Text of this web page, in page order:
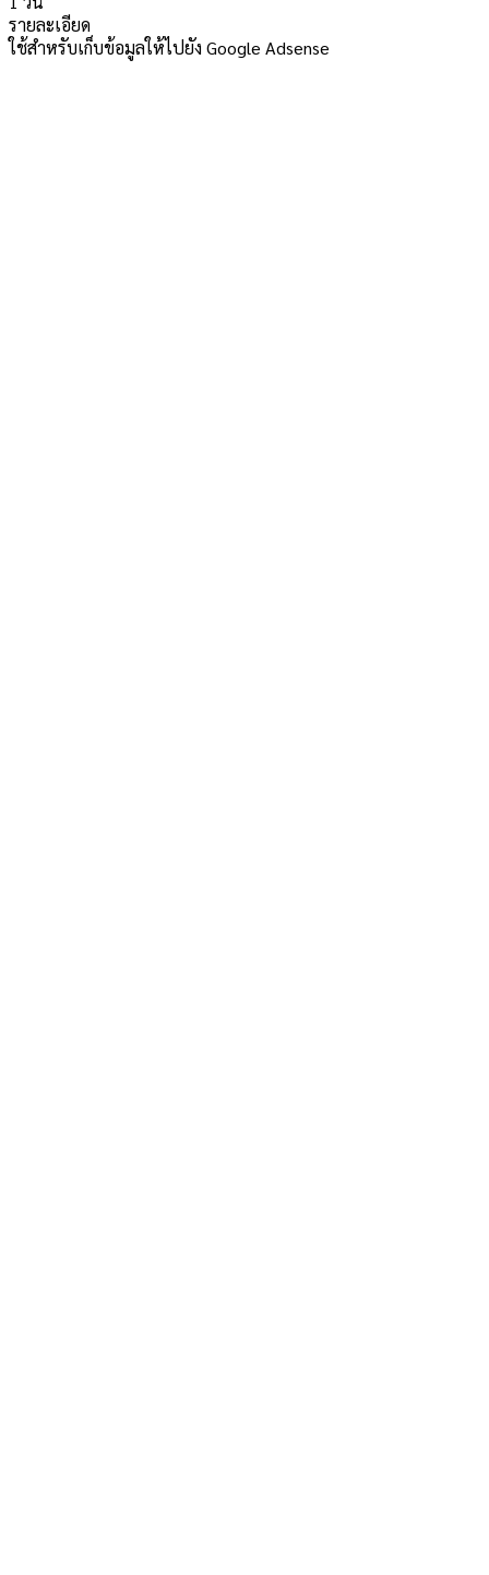
รายละเอียด
ใช้สำหรับเก็บข้อมูลให้ไปยัง Google Adsense